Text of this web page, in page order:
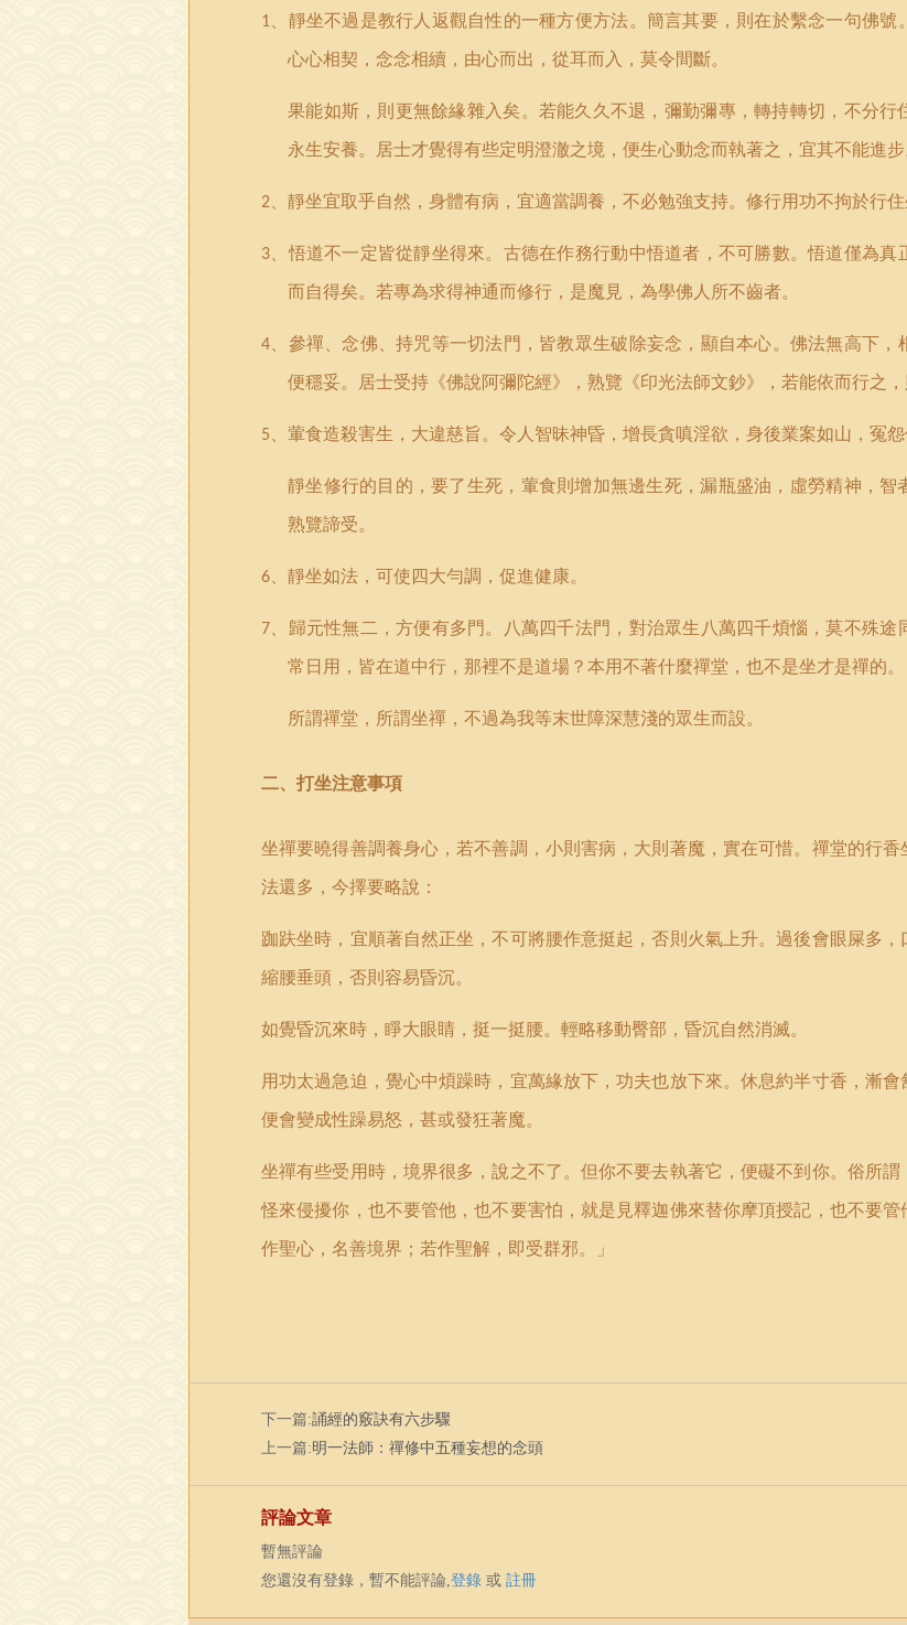
1、靜坐不過是教行人返觀自性的一種方便方法。簡言其要，則在於繫念一句佛號
心心相契，念念相續，由心而出，從耳而入，莫令間斷。
果能如斯，則更無餘緣雜入矣。若能久久不退，彌勤彌專，轉持轉切，不分行
永生安養。居士才覺得有些定明澄澈之境，便生心動念而執著之，宜其不能進步
2、靜坐宜取乎自然，身體有病，宜適當調養，不必勉強支持。修行用功不拘於行住
3、悟道不一定皆從靜坐得來。古德在作務行動中悟道者，不可勝數。悟道僅為
而自得矣。若專為求得神通而修行，是魔見，為學佛人所不齒者。
4、參禪、念佛、持咒等一切法門，皆教眾生破除妄念，顯自本心。佛法無高下
便穩妥。居士受持《佛說阿彌陀經》，熟覽《印光法師文鈔》，若能依而行之，
5、葷食造殺害生，大違慈旨。令人智昧神昏，增長貪嗔淫欲，身後業案如山，冤怨
靜坐修行的目的，要了生死，葷食則增加無邊生死，漏瓶盛油，虛勞精神，
熟覽諦受。
6、靜坐如法，可使四大勻調，促進健康。
7、歸元性無二，方便有多門。八萬四千法門，對治眾生八萬四千煩惱，莫不殊
常日用，皆在道中行，那裡不是道場？本用不著什麼禪堂，也不是坐才是禪的。
所謂禪堂，所謂坐禪，不過為我等末世障深慧淺的眾生而設。
二、打坐注意事項
坐禪要曉得善調養身心，若不善調，小則害病，大則著魔，實在可惜。禪堂的行
法還多，今擇要略說：
跏趺坐時，宜順著自然正坐，不可將腰作意挺起，否則火氣上升。過後會眼屎多
縮腰垂頭，否則容易昏沉。
如覺昏沉來時，睜大眼睛，挺一挺腰。輕略移動臀部，昏沉自然消滅。
用功太過急迫，覺心中煩躁時，宜萬緣放下，功夫也放下來。休息約半寸香，漸
便會變成性躁易怒，甚或發狂著魔。
坐禪有些受用時，境界很多，說之不了。但你不要去執著它，便礙不到你。俗所謂
怪來侵擾你，也不要管他，也不要害怕，就是見釋迦佛來替你摩頂授記，也不要管
作聖心，名善境界；若作聖解，即受群邪。
」
下一篇:誦經的竅訣有六步驟
上一篇:明一法師：禪修中五種妄想的念頭
評論文章
暫無評論
您還沒有登錄，暫不能評論,登錄 或 註冊